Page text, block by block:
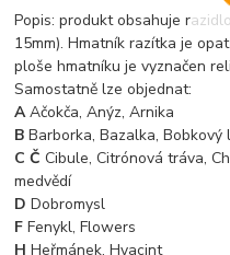
Popis: produkt obsahuje
15mm). Hmatník razítka je
ploše hmatníku je vyznačen
Samostatně lze objednat:
AAčokča, Anýz, Arnika
BBarborka, Bazalka,
C Č Cibule, Citrónová tráva,
medvědí
DDobromysl
FFenykl, Flowers
HHeřmánek, Hyacint